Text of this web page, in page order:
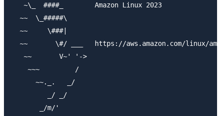
   ~\_  ####_        Amazon Linux 2023
  ~~  \_#####\
  ~~     \###|
~~       \#/ ___   https://aws.amazon.com/linux/
   ~~       V~' '->
    ~~~         /
      ~~._.   _/
         _/ _/
       _/m/'